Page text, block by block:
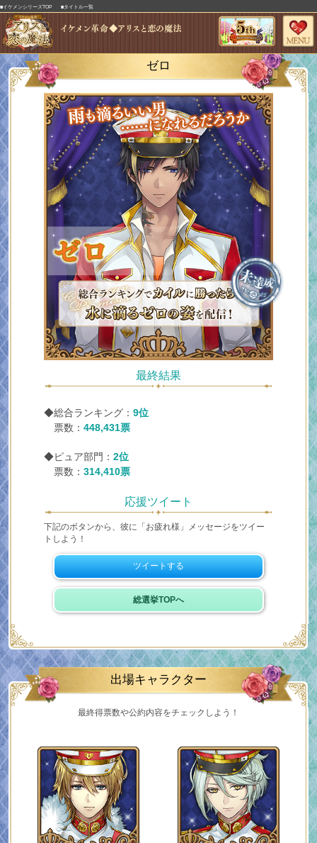
■イケメンシリーズTOP ■タイトル一覧
ゼロ
最終結果
◆総合ランキング：9位
票数：448,431票
◆ピュア部門：2位
票数：314,410票
応援ツイート
下記のボタンから、彼に「お疲れ様」メッセージをツイー
トしよう！
ツイートする
総選挙TOPへ
出場キャラクター
最終得票数や公約内容をチェックしよう！